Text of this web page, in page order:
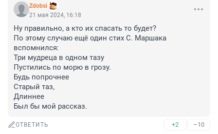
Zdobsi
21 мая 2024, 16:18
Ну правильно, а кто их спасать то будет?
По этому случаю ещё один стих С. Маршака
вспомнился:
Три мудреца в одном тазу
Пустились по морю в грозу.
Будь попрочнее
Старый таз,
Длиннее
Был бы мой рассказ.
ОТВЕТИТЬ +2 –10